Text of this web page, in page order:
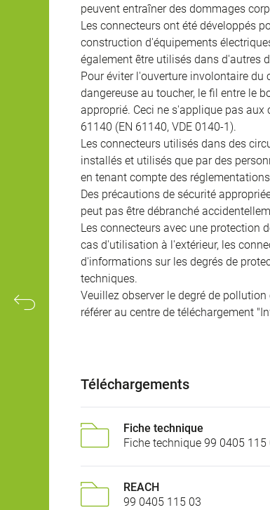
peuvent entraîner des dommages
Les connecteurs ont été développés
construction d'équipements
également être utilisés dans d'autres
Pour éviter l'ouverture involontaire
dangereuse au toucher, le fil entre le
approprié. Ceci ne s'applique pas aux
61140 (EN 61140, VDE 0140-1).
Les connecteurs utilisés dans des
installés et utilisés que par des
en tenant compte des
Des précautions de sécurité
peut pas être débranché
Les connecteurs avec une protection
cas d'utilisation à l'extérieur, les
d'informations sur les degrés de
techniques.
Veuillez observer le degré de
référer au centre de téléchargement
Téléchargements
Fiche technique
Fiche technique 99 0405 115
REACH
99 0405 115 03